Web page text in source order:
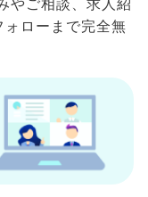
やご相談、求人紹
ローまで完全無